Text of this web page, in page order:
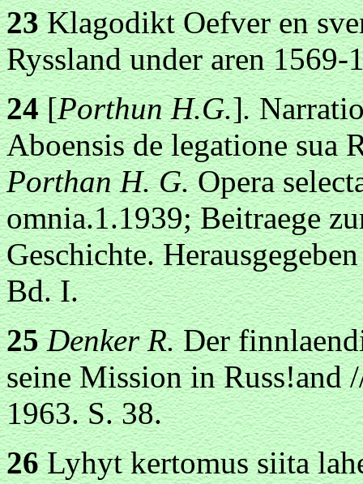
23Klagodikt Oefver en
Ryssland under aren
24 [Porthun H.G.].
Aboensis de legatione sua
Porthan H. G.Opera
omnia.1.1939; Beitraege
Geschichte.
Bd. I.
25Denker R.Der
seine Mission in Russ!and
1963. S. 38.
26Lyhyt kertomus siita